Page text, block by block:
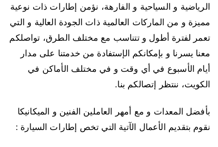
الرياضية و السياحية و الفارهة، نؤمن إطارات ذات نوعية
مميزة و من الماركات العالمية ذات الجودة العالية و التي
تعمر لفترة أطول و تتناسب مع مختلف الطرق، تواصلكم
معنا يسرنا و بإمكانكم الإستفادة من خدمتنا على مدار
أيام الأسبوع في أي وقت و في مختلف الأماكن في
الكويت، ننتظر إتصالكم بنا.
بأفضل المعدات و مع أمهر العاملين الفنين و الميكانيكا
نقوم بتقديم الأعمال الآتية التي تخص إطارات السيارة :